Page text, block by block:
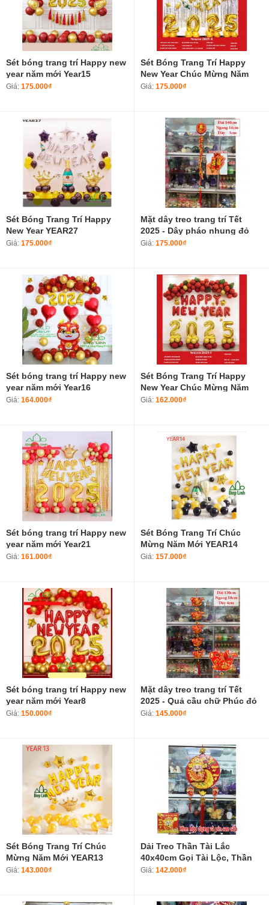
Sét bóng trang trí Happy new
year năm mới Year15
Giá: 175.000₫
Sét Bóng Trang Trí Happy
New Year Chúc Mừng Năm
Mới 2025-6
Giá: 175.000₫
Sét Bóng Trang Trí Happy
New Year YEAR27
Giá: 175.000₫
Mặt dây treo trang trí Tết
2025 - Dây pháo nhung đỏ
may mắn Túi tiền tài lộc
Giá: 175.000₫
Sét bóng trang trí Happy new
year năm mới Year16
Giá: 164.000₫
Sét Bóng Trang Trí Happy
New Year Chúc Mừng Năm
Mới 2025-7
Giá: 162.000₫
Sét bóng trang trí Happy new
year năm mới Year21
Giá: 161.000₫
Sét Bóng Trang Trí Chúc
Mừng Năm Mới YEAR14
Giá: 157.000₫
Sét bóng trang trí Happy new
year năm mới Year8
Giá: 150.000₫
Mặt dây treo trang trí Tết
2025 - Quả cầu chữ Phúc đỏ
may mắn Túi tiền tài lộc
Giá: 145.000₫
Sét Bóng Trang Trí Chúc
Mừng Năm Mới YEAR13
Giá: 143.000₫
Dải Treo Thần Tài Lắc
40x40cm Gọi Tài Lộc, Thần
Tài Tết Giáp Thìn Cầu May
Giá: 142.000₫